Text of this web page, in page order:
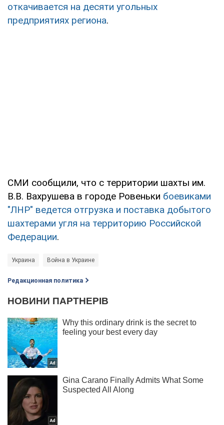
откачивается на десяти угольных
предприятиях региона.
СМИ сообщили, что с территории шахты им.
В.В. Вахрушева в городе Ровеньки боевиками
"ЛНР" ведется отгрузка и поставка добытого
шахтерами угля на территорию Российской
Федерации.
Украина Война в Украине
Редакционная политика